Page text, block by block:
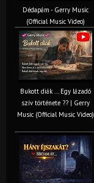
Dédapám - Gerry Music
(Official Music Video)
Bukott diák ... Egy lázadó
szív története ?? | Gerry
Music (Official Music Video)